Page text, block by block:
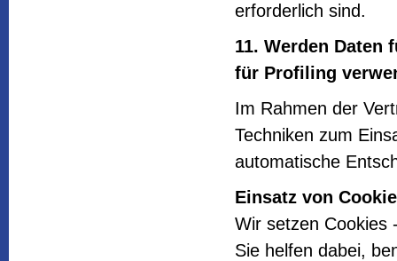
erforderlich sind.
11. Werden Daten
für Profiling
Im Rahmen der
Techniken zum
automatische
Einsatz von
Wir setzen Cookies
Sie helfen dabei,